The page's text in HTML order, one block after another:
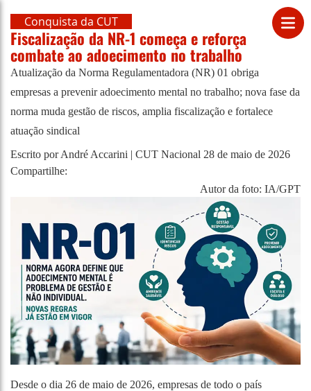
Conquista da CUT
Fiscalização da NR-1 começa e reforça
combate ao adoecimento no trabalho
Atualização da Norma Regulamentadora (NR) 01 obriga
empresas a prevenir adoecimento mental no trabalho; nova fase da
norma muda gestão de riscos, amplia fiscalização e fortalece
atuação sindical
Escrito por André Accarini | CUT Nacional 28 de maio de 2026
Compartilhe:
Autor da foto: IA/GPT
Desde o dia 26 de maio de 2026, empresas de todo o país